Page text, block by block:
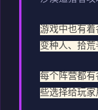
游戏中也有着
变种人、拾荒
每个阵营都
些选择给玩家